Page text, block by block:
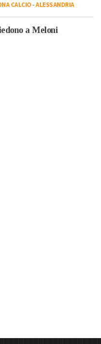
CALCIO-ALESSANDRIA
a Meloni